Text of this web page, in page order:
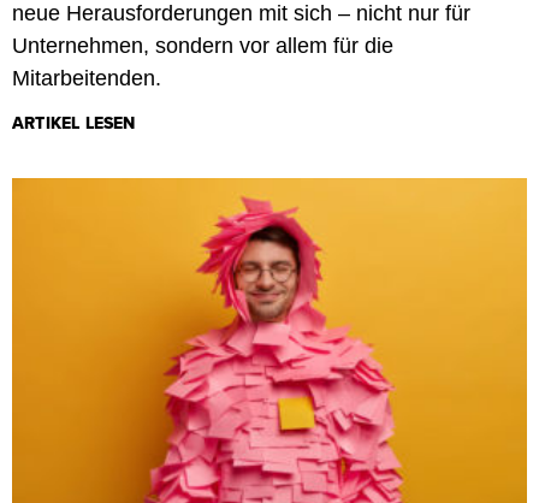
neue Herausforderungen mit sich – nicht nur für
Unternehmen, sondern vor allem für die
Mitarbeitenden.
ARTIKEL LESEN